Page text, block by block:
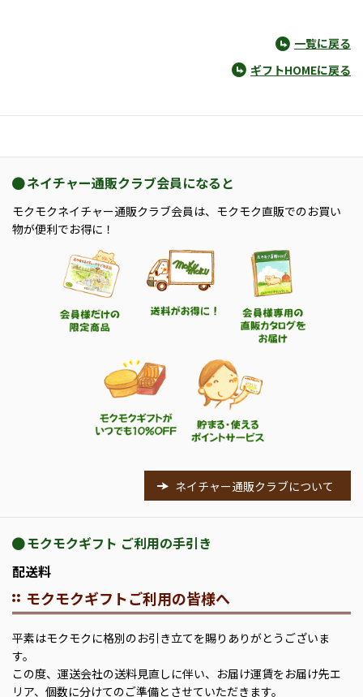
一覧に戻る
ギフトHOMEに戻る
ネイチャー通販クラブ会員になると
モクモクネイチャー通販クラブ会員は、モクモク直販でのお買い
物が便利でお得に！
ネイチャー通販クラブについて
モクモクギフト ご利用の手引き
配送料
モクモクギフトご利用の皆様へ
平素はモクモクに格別のお引き立てを賜りありがとうございま
す。
この度、運送会社の送料見直しに伴い、お届け運賃をお届け先エ
リア、個数に分けてのご準備とさせていただきます。